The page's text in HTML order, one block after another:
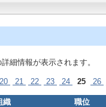
細情報が表示されます。
20 21 22 23 24 25 26
織 職位